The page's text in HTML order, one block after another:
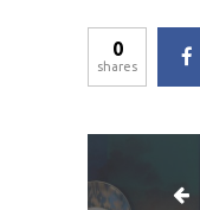
0
shares